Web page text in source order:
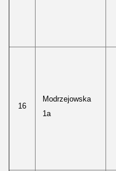
16
Modrzejowska
1a